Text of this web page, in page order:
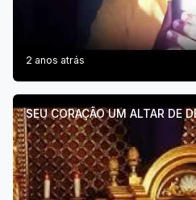
2 anos atrás
SEU CORAÇÃO UM ALTAR DE